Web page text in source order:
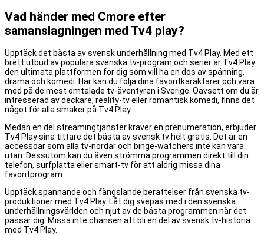
Vad händer med Cmore efter
samanslagningen med Tv4 play?
Upptäck det bästa av svensk underhållning med Tv4 Play. Med ett
brett utbud av populära svenska tv-program och serier är Tv4 Play
den ultimata plattformen för dig som vill ha en dos av spänning,
drama och komedi. Här kan du följa dina favoritkaraktärer och vara
med på de mest omtalade tv-äventyren i Sverige. Oavsett om du är
intresserad av deckare, reality-tv eller romantisk komedi, finns det
något för alla smaker på Tv4 Play.
Medan en del streamingtjänster kräver en prenumeration, erbjuder
Tv4 Play sina tittare det bästa av svensk tv helt gratis. Det är en
accessoar som alla tv-nördar och binge-watchers inte kan vara
utan. Dessutom kan du även strömma programmen direkt till din
telefon, surfplatta eller smart-tv för att aldrig missa dina
favoritprogram.
Upptäck spännande och fängslande berättelser från svenska tv-
produktioner med Tv4 Play. Låt dig svepas med i den svenska
underhållningsvärlden och njut av de bästa programmen när det
passar dig. Missa inte chansen att bli en del av svensk tv-historia
med Tv4 Play.